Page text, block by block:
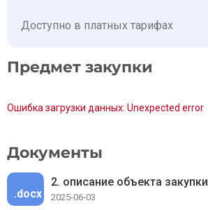
Доступно в платных тарифах
Предмет закупки
Ошибка загрузки данных: Unexpected error
Документы
.docx
2. описание объекта закупки
2025-06-03